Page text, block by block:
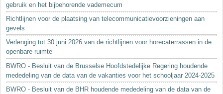
gebruik en het bijbehorende vademecum
Richtlijnen voor de plaatsing van telecommunicatievoorzieningen aan
gevels
Verlenging tot 30 juni 2026 van de richtlijnen voor horecaterrassen in de
openbare ruimte
BWRO - Besluit van de Brusselse Hoofdstedelijke Regering houdende
mededeling van de data van de vakanties voor het schooljaar 2024-2025
BWRO - Besluit van de BHR houdende mededeling van de data van de